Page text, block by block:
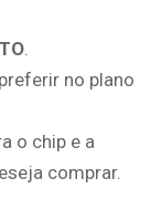
.
no plano
o chip e a
comprar.